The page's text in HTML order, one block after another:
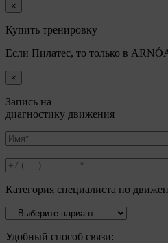
×
Купить тренировку
Если Пилатес, то только в
×
Запись на
диагностику движения
Категория специалиста по
Удобный способ связи: